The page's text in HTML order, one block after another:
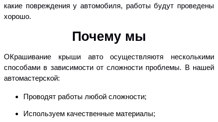
какие повреждения у автомобиля, работы будут проведены
хорошо.
Почему мы
ОКрашивание крыши авто осуществляютя несколькими
способами в зависимости от сложности проблемы. В нашей
автомастерской:
Проводят работы любой сложности;
Используем качественные материалы;